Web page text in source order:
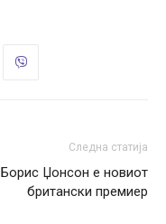
Следна статија
Борис Џонсон е новиот
британски премиер